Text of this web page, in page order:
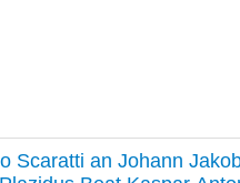
Scaratti an Johann